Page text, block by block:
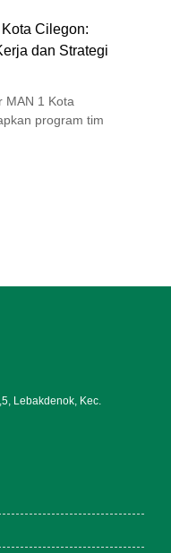
Cilegon:
dan Strategi
MAN 1 Kota
program tim
Lebakdenok, Kec.